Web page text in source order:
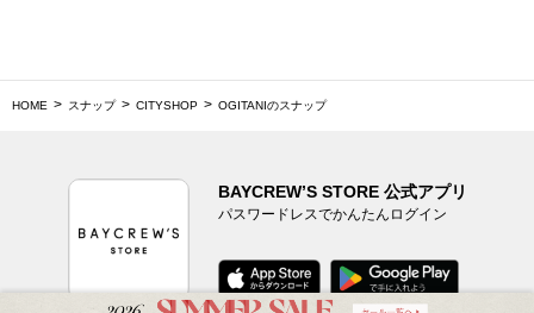
HOME スナップ CITYSHOP OGITANIのスナップ
BAYCREW’S STORE 公式アプリ
パスワードレスでかんたんログイン